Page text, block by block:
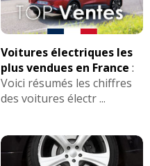
Voitures électriques les
plus vendues en France :
Voici résumés les chiffres
des voitures électr ...